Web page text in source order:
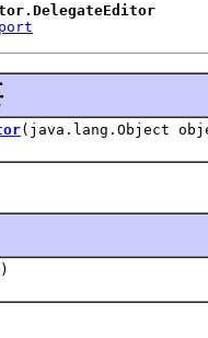
(java.lang.Object